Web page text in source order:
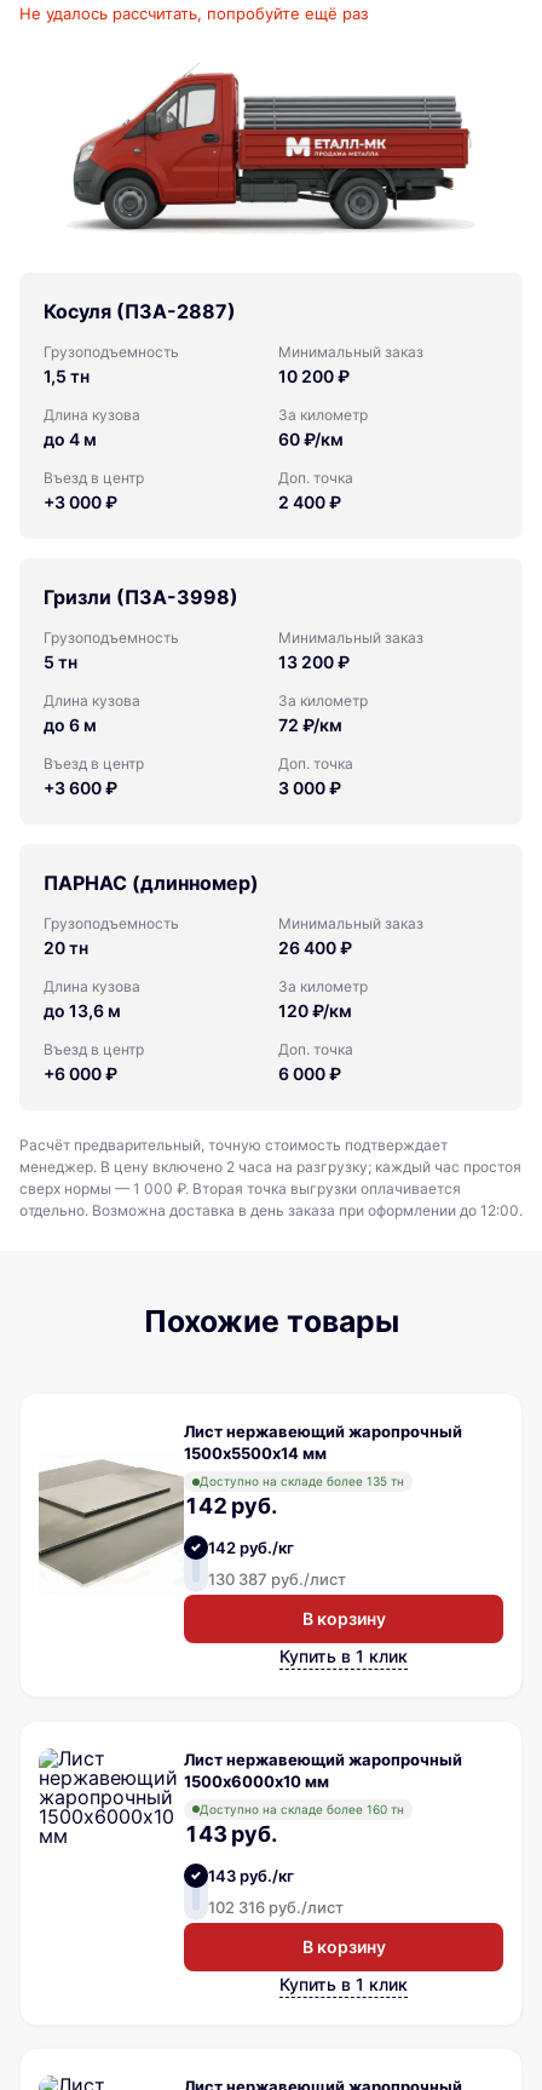
Не удалось рассчитать, попробуйте ещё раз
Косуля (ПЗА-2887)
Грузоподъемность
1,5 тн
Минимальный заказ
10 200 ₽
Длина кузова
до 4 м
За километр
60 ₽/км
Въезд в центр
+3 000 ₽
Доп. точка
2 400 ₽
Гризли (ПЗА-3998)
Грузоподъемность
5 тн
Минимальный заказ
13 200 ₽
Длина кузова
до 6 м
За километр
72 ₽/км
Въезд в центр
+3 600 ₽
Доп. точка
3 000 ₽
ПАРНАС (длинномер)
Грузоподъемность
20 тн
Минимальный заказ
26 400 ₽
Длина кузова
до 13,6 м
За километр
120 ₽/км
Въезд в центр
+6 000 ₽
Доп. точка
6 000 ₽
Расчёт предварительный, точную стоимость подтверждает
менеджер. В цену включено 2 часа на разгрузку; каждый час простоя
сверх нормы — 1 000 ₽. Вторая точка выгрузки оплачивается
отдельно. Возможна доставка в день заказа при оформлении до 12:00.
Похожие товары
Лист нержавеющий жаропрочный
1500х5500х14 мм
Доступно на складе более 135 тн
142 руб.
142 руб./кг
130 387 руб./лист
В корзину
Купить в 1 клик
Лист нержавеющий жаропрочный
1500х6000х10 мм
Доступно на складе более 160 тн
143 руб.
143 руб./кг
102 316 руб./лист
В корзину
Купить в 1 клик
Лист нержавеющий жаропрочный